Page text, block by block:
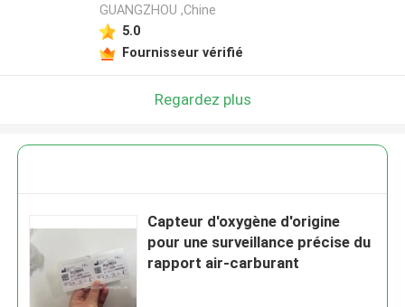
GUANGZHOU ,Chine
5.0
Fournisseur vérifié
Regardez plus
Capteur d'oxygène d'origine
pour une surveillance précise du
rapport air-carburant